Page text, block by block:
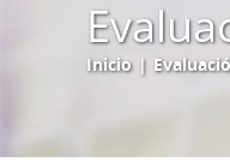
Inicio |